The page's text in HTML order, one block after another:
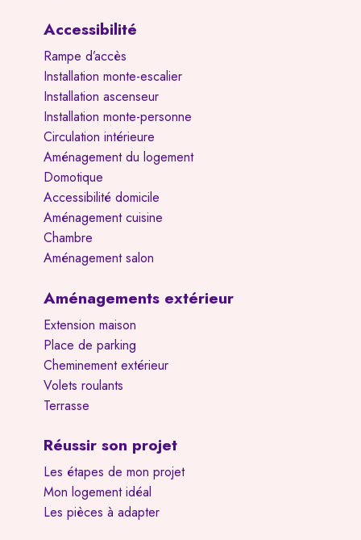
Accessibilité
Rampe d’accès
Installation monte-escalier
Installation ascenseur
Installation monte-personne
Circulation intérieure
Aménagement du logement
Domotique
Accessibilité domicile
Aménagement cuisine
Chambre
Aménagement salon
Aménagements extérieur
Extension maison
Place de parking
Cheminement extérieur
Volets roulants
Terrasse
Réussir son projet
Les étapes de mon projet
Mon logement idéal
Les pièces à adapter